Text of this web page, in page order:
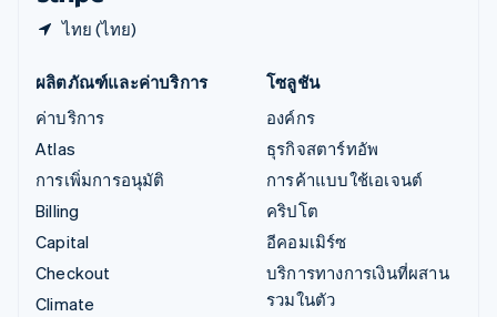
ไทย (ไทย)
ผลิตภัณฑ์และค่าบริการ
ค่าบริการ
Atlas
การเพิ่มการอนุมัติ
Billing
Capital
Checkout
Climate
โซลูชัน
องค์กร
ธุรกิจสตาร์ทอัพ
การค้าแบบใช้เอเจนต์
คริปโต
อีคอมเมิร์ซ
บริการทางการเงินที่ผสาน
รวมในตัว